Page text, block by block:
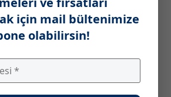
yanıt vermeyi amaçlayan ortak
Teknolojiler ve Yönetim
dersler, her yıl bir stajla
için mail bültenimize
olabilirsin!